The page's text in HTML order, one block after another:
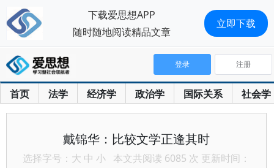
首页 法学 经济学 政治学 国际关系 社会学
登录 注册
戴锦华：比较文学正逢其时
选择字号： 大 中 小 本文共阅读 6085 次 更新时间：
下载爱思想APP
随时随地阅读精品文章
立即下载